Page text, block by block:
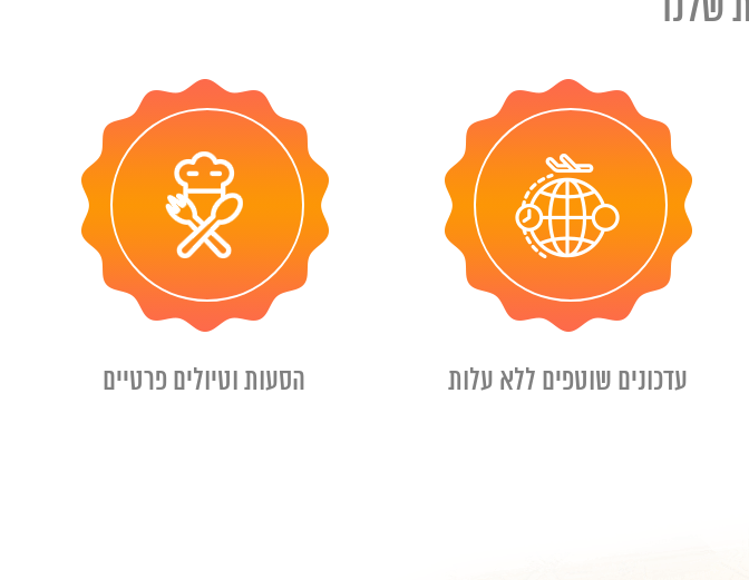
שלנו
עדכונים שוטפים ללא עלות הסעות וטיולים פרטיים